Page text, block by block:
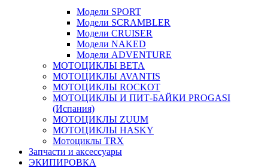
Модели SPORT
Модели SCRAMBLER
Модели CRUISER
Модели NAKED
Модели ADVENTURE
МОТОЦИКЛЫ BETA
МОТОЦИКЛЫ AVANTIS
МОТОЦИКЛЫ ROCKOT
МОТОЦИКЛЫ И ПИТ-БАЙКИ PROGASI
(Испания)
МОТОЦИКЛЫ ZUUM
МОТОЦИКЛЫ HASKY
Мотоциклы TRX
Запчасти и аксессуары
ЭКИПИРОВКА